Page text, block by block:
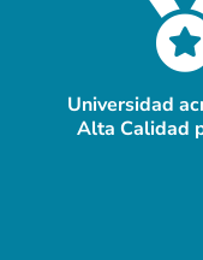
Universidad
Alta Calidad